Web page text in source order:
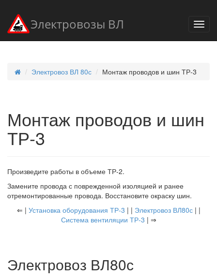
Электровозы ВЛ
Электровоз ВЛ 80с Монтаж проводов и шин ТР-3
Монтаж проводов и шин
ТР-3
Произведите работы в объеме ТР-2.
Замените провода с поврежденной изоляцией и ранее
отремонтированные провода. Восстановите окраску шин.
⇐ | Установка оборудования ТР-3 | | Электровоз ВЛ80с| |
Система вентиляции ТР-3 | ⇒
Электровоз ВЛ80с